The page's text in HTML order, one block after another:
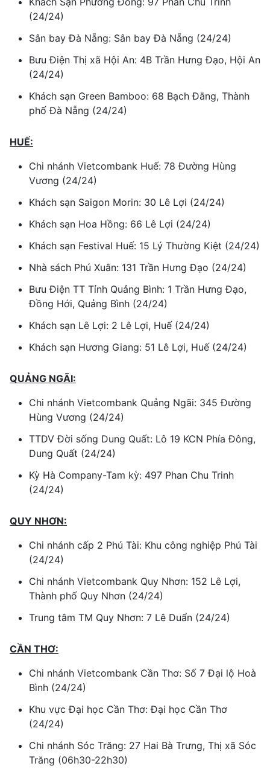
(24/24)
Sân bay Đà Nẵng: Sân bay Đà Nẵng (24/24)
Bưu Điện Thị xã Hội An: 4B Trần Hưng Đạo, Hội An
(24/24)
Khách sạn Green Bamboo: 68 Bạch Đằng, Thành
phố Đà Nẵng (24/24)
HUẾ:
Chi nhánh Vietcombank Huế: 78 Đường Hùng
Vương (24/24)
Khách sạn Saigon Morin: 30 Lê Lợi (24/24)
Khách sạn Hoa Hồng: 66 Lê Lợi (24/24)
Khách sạn Festival Huế: 15 Lý Thường Kiệt (24/24)
Nhà sách Phú Xuân: 131 Trần Hưng Đạo (24/24)
Bưu Điện TT Tỉnh Quảng Bình: 1 Trần Hưng Đạo,
Đồng Hới, Quảng Bình (24/24)
Khách sạn Lê Lợi: 2 Lê Lợi, Huế (24/24)
Khách sạn Hương Giang: 51 Lê Lợi, Huế (24/24)
QUẢNG NGÃI:
Chi nhánh Vietcombank Quảng Ngãi: 345 Đường
Hùng Vương (24/24)
TTDV Đời sống Dung Quất: Lô 19 KCN Phía Đông,
Dung Quất (24/24)
Kỳ Hà Company-Tam kỳ: 497 Phan Chu Trinh
(24/24)
QUY NHƠN:
Chi nhánh cấp 2 Phú Tài: Khu công nghiệp Phú Tài
(24/24)
Chi nhánh Vietcombank Quy Nhơn: 152 Lê Lợi,
Thành phố Quy Nhơn (24/24)
Trung tâm TM Quy Nhơn: 7 Lê Duẩn (24/24)
CẦN THƠ:
Chi nhánh Vietcombank Cần Thơ: Số 7 Đại lộ Hoà
Bình (24/24)
Khu vực Đại học Cần Thơ: Đại học Cần Thơ
(24/24)
Chi nhánh Sóc Trăng: 27 Hai Bà Trưng, Thị xã Sóc
Trăng (06h30-22h30)